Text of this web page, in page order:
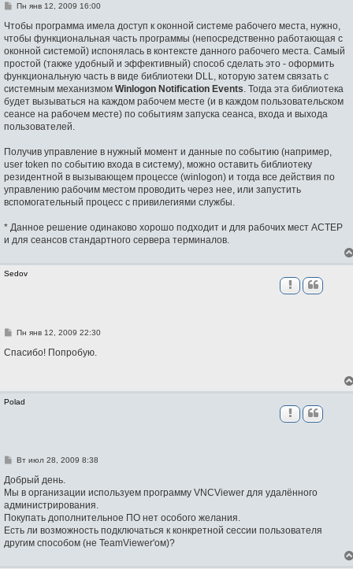
С
о
щ
е
н
е
Пн янв 12, 2009 16:00
Чтобы программа имела доступ к оконной системе рабочего места, нужно,
чтобы функциональная часть программы (непосредственно работающая с
оконной системой) испонялась в контексте данного рабочего места. Самый
простой (также удобный и эффективный) способ сделать это - оформить
функциональную часть в виде библиотеки DLL, которую затем связать с
системным механизмом Winlogon Notification Events. Тогда эта библиотека
будет вызываться на каждом рабочем месте (и в каждом пользовательском
сеансе на рабочем месте) по событиям запуска сеанса, входа и выхода
пользователей.
Получив управление в нужный момент и данные по событию (например,
user token по событию входа в систему), можно оставить библиотеку
резидентной в вызывающем процессе (winlogon) и тогда все действия по
управлению рабочим местом проводить через нее, или запустить
вспомогательный процесс с привилегиями службы.
* Данное решение одинаково хорошо подходит и для рабочих мест АСТЕР
и для сеансов стандартного сервера терминалов.
Sedov
С
о
и
е
Пн янв 12, 2009 22:30
Спасибо! Попробую.
Polad
С
о
щ
е
н
е
Вт июл 28, 2009 8:38
Добрый день.
Мы в организации используем программу VNCViewer для удалённого
администрирования.
Покупать дополнительное ПО нет особого желания.
Есть ли возможность подключаться к конкретной сессии пользователя
другим способом (не TeamViewer'ом)?